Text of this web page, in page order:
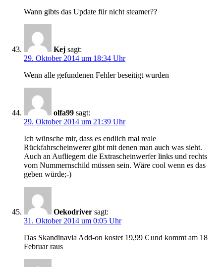
Wann gibts das Update für nicht steamer??
Kej sagt:
29. Oktober 2014 um 18:34 Uhr
Wenn alle gefundenen Fehler beseitigt wurden
olfa99 sagt:
29. Oktober 2014 um 21:39 Uhr
Ich wünsche mir, dass es endlich mal reale
Rückfahrscheinwerer gibt mit denen man auch was sieht.
Auch an Aufliegern die Extrascheinwerfer links und rechts
vom Nummernschild müssen sein. Wäre cool wenn es das
geben würde;-)
Oekodriver sagt:
31. Oktober 2014 um 0:05 Uhr
Das Skandinavia Add-on kostet 19,99 € und kommt am 18
Februar raus